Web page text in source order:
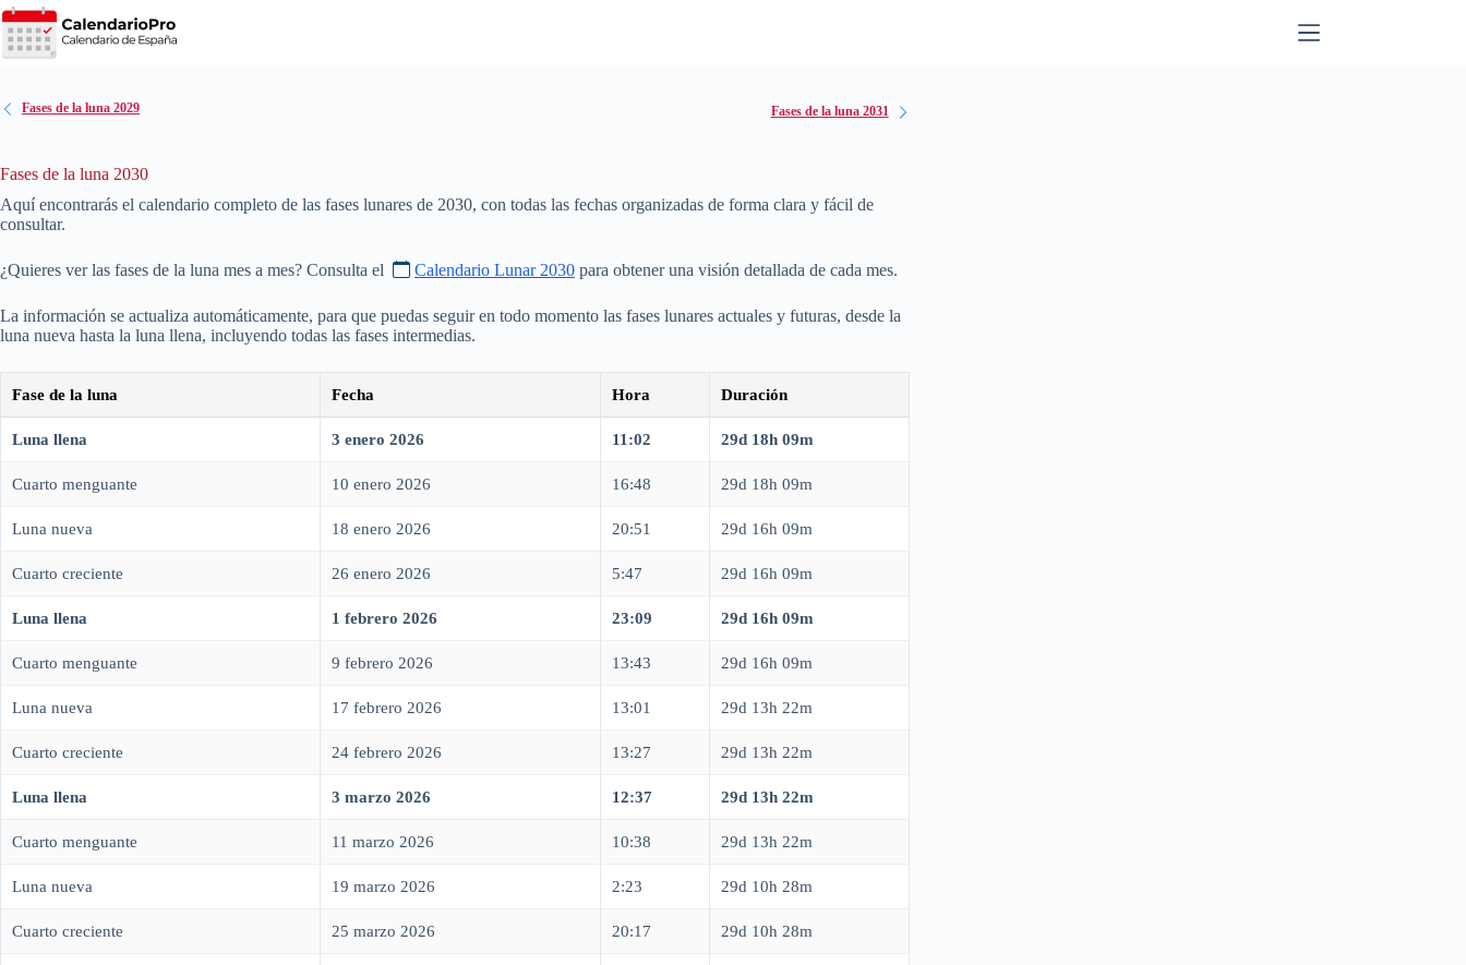
Saltar
al
contenido
Fases de la luna 2029 Fases de la luna 2031
Fases de la luna 2030
Aquí encontrarás el calendario completo de las fases lunares de 2030, con todas las fechas organizadas de forma clara y fácil de
consultar.
¿Quieres ver las fases de la luna mes a mes? Consulta el Calendario Lunar 2030 para obtener una visión detallada de cada mes.
La información se actualiza automáticamente, para que puedas seguir en todo momento las fases lunares actuales y futuras, desde la
luna nueva hasta la luna llena, incluyendo todas las fases intermedias.
Fase de la luna Fecha Hora Duración
Luna llena 3 enero 2026 11:02 29d 18h 09m
Cuarto menguante 10 enero 2026 16:48 29d 18h 09m
Luna nueva 18 enero 2026 20:51 29d 16h 09m
Cuarto creciente 26 enero 2026 5:47 29d 16h 09m
Luna llena 1 febrero 2026 23:09 29d 16h 09m
Cuarto menguante 9 febrero 2026 13:43 29d 16h 09m
Luna nueva 17 febrero 2026 13:01 29d 13h 22m
Cuarto creciente 24 febrero 2026 13:27 29d 13h 22m
Luna llena 3 marzo 2026 12:37 29d 13h 22m
Cuarto menguante 11 marzo 2026 10:38 29d 13h 22m
Luna nueva 19 marzo 2026 2:23 29d 10h 28m
Cuarto creciente 25 marzo 2026 20:17 29d 10h 28m